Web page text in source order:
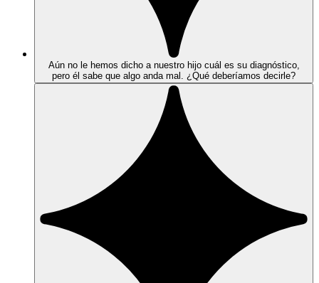
Aún no le hemos dicho a nuestro hijo cuál es su diagnóstico,
pero él sabe que algo anda mal. ¿Qué deberíamos decirle?